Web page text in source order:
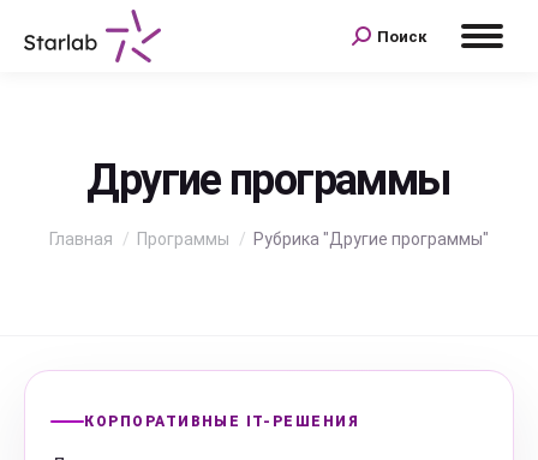
Поиск:
Поиск
Другие программы
Главная Программы Рубрика "Другие программы"
КОРПОРАТИВНЫЕ IT-РЕШЕНИЯ